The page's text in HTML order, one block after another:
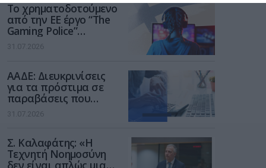
Το χρηματοδοτούμενο
από την ΕΕ έργο “The
Gaming Police”
ενισχύει την ασφάλεια
των παιδιών στο
31.07.2026
ΑΑΔΕ: Διευκρινίσεις
για τα πρόστιμα σε
παραβάσεις που
αφορούν τους ΦΗΜ
31.07.2026
Σ. Καλαφάτης: «Η
Τεχνητή Νοημοσύνη